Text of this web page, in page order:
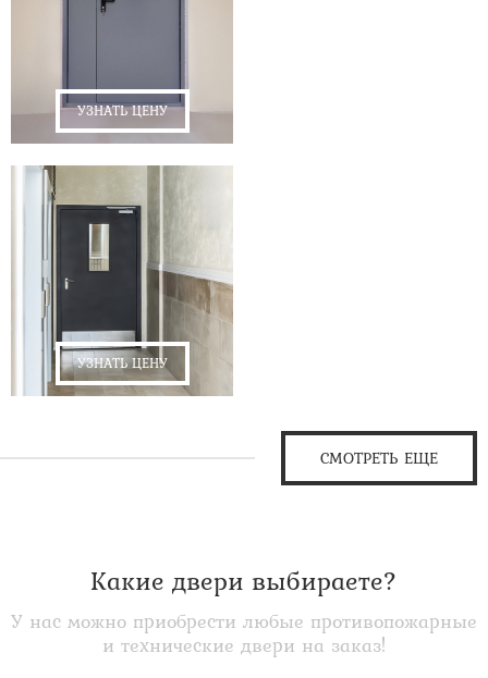
УЗНАТЬ ЦЕНУ
УЗНАТЬ ЦЕНУ
СМОТРЕТЬ ЕЩЕ
Какие двери выбираете?
У нас можно приобрести любые противопожарные
и технические двери на заказ!